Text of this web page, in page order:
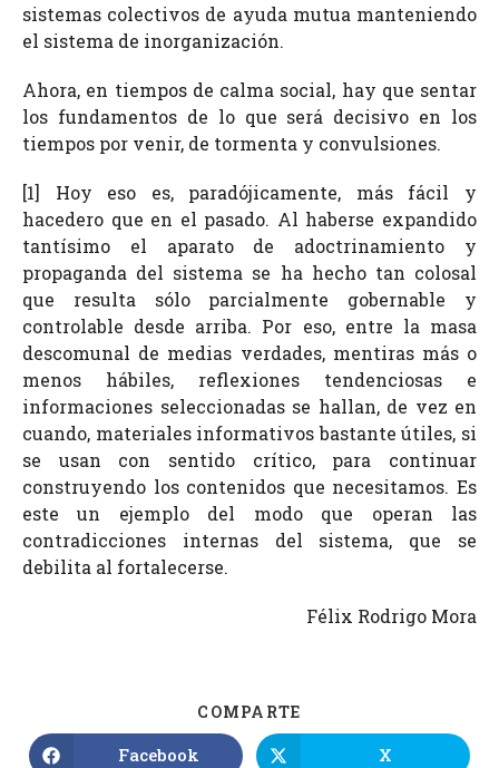
sistemas colectivos de ayuda mutua manteniendo
el sistema de inorganización.
Ahora, en tiempos de calma social, hay que sentar
los fundamentos de lo que será decisivo en los
tiempos por venir, de tormenta y convulsiones.
[1] Hoy eso es, paradójicamente, más fácil y
hacedero que en el pasado. Al haberse expandido
tantísimo el aparato de adoctrinamiento y
propaganda del sistema se ha hecho tan colosal
que resulta sólo parcialmente gobernable y
controlable desde arriba. Por eso, entre la masa
descomunal de medias verdades, mentiras más o
menos hábiles, reflexiones tendenciosas e
informaciones seleccionadas se hallan, de vez en
cuando, materiales informativos bastante útiles, si
se usan con sentido crítico, para continuar
construyendo los contenidos que necesitamos. Es
este un ejemplo del modo que operan las
contradicciones internas del sistema, que se
debilita al fortalecerse.
Félix Rodrigo Mora
COMPARTE
Facebook X